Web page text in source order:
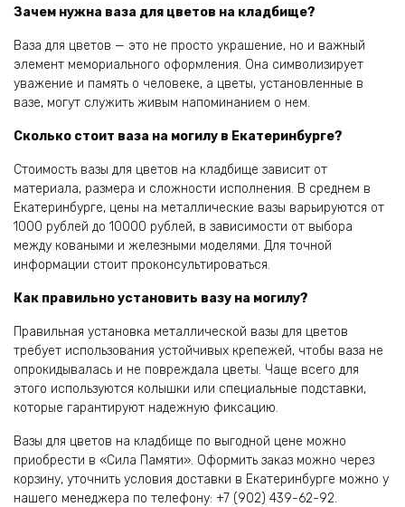
Зачем нужна ваза для цветов на кладбище?
Ваза для цветов — это не просто украшение, но и важный
элемент мемориального оформления. Она символизирует
уважение и память о человеке, а цветы, установленные в
вазе, могут служить живым напоминанием о нем.
Сколько стоит ваза на могилу в Екатеринбурге?
Стоимость вазы для цветов на кладбище зависит от
материала, размера и сложности исполнения. В среднем в
Екатеринбурге, цены на металлические вазы варьируются от
1000 рублей до 10000 рублей, в зависимости от выбора
между коваными и железными моделями. Для точной
информации стоит проконсультироваться.
Как правильно установить вазу на могилу?
Правильная установка металлической вазы для цветов
требует использования устойчивых крепежей, чтобы ваза не
опрокидывалась и не повреждала цветы. Чаще всего для
этого используются колышки или специальные подставки,
которые гарантируют надежную фиксацию.
Вазы для цветов на кладбище по выгодной цене можно
приобрести в «Сила Памяти». Оформить заказ можно через
корзину, уточнить условия доставки в Екатеринбурге можно у
нашего менеджера по телефону: +7 (902) 439-62-92.